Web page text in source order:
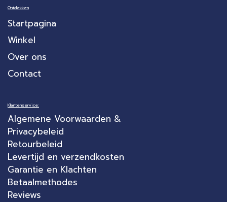
Ontdekken
Startpagina
Winkel
Over ons
Contact
Klantenservice:
Algemene Voorwaarden &
Privacybeleid
Retourbeleid
Levertijd en verzendkosten
Garantie en Klachten
Betaalmethodes
Reviews